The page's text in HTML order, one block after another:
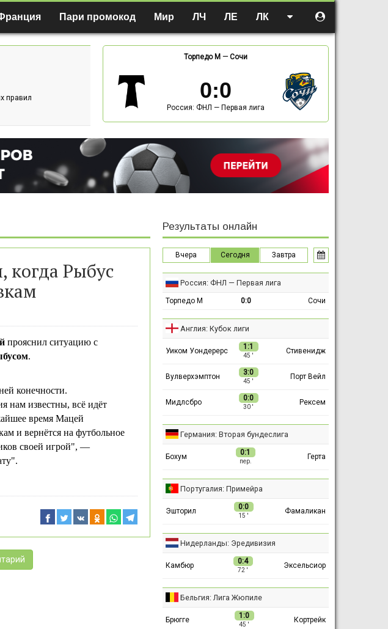
Пари промокод Мир ЛЧ ЛЕ ЛК
правил
Торпедо М — Сочи
0:0
Россия: ФНЛ — Первая лига
когда Рыбус
прояснил ситуацию с
.
конечности.
нам известны, всё идёт
время Мацей
и вернётся на футбольное
своей игрой", —
Результаты онлайн
Вчера Сегодня Завтра
Россия: ФНЛ — Первая лига
Торпедо М 0:0 Сочи
Англия: Кубок лиги
Уиком Уондерерс 1:1
45 ′
Стивенидж
Вулверхэмптон 3:0
45 ′
Порт Вейл
Мидлсбро 0:0
30 ′
Рексем
Германия: Вторая бундеслига
Бохум 0:1
пер.
Герта
Португалия: Примейра
Эшторил 0:0
15 ′
Фамаликан
Нидерланды: Эредивизия
Камбюр 0:4
72 ′
Эксельсиор
Бельгия: Лига Жюпиле
Брюгге 1:0
45 ′
Кортрейк